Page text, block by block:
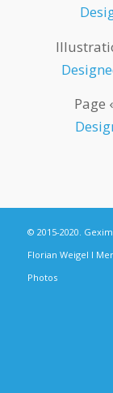
Page
© 2015-2020.
Florian Weigel I
Photos